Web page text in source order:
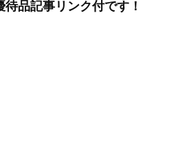
品記事リンク付です！